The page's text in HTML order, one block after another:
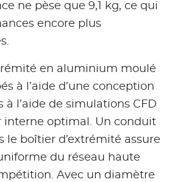
ne pèse que 9,1 kg, ce qui
encore plus
en aluminium moulé
à l’aide d’une conception
à l’aide de simulations CFD
interne optimal. Un conduit
le boîtier d’extrémité assure
du réseau haute
Avec un diamètre